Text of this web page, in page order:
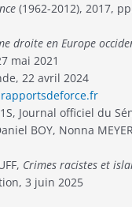
(1962-2012), 2017,
droite en Europe
mai 2021
22 avril 2024
rapportsdeforce.fr
Journal officiel du
BOY, Nonna
Crimes racistes et
3 juin 2025